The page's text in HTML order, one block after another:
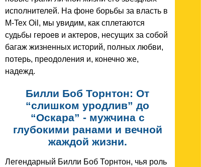
исполнителей. На фоне борьбы за власть в
M‑Tex Oil, мы увидим, как сплетаются
судьбы героев и актеров, несущих за собой
багаж жизненных историй, полных любви,
потерь, преодоления и, конечно же,
надежд.
Билли Боб Торнтон: От
“слишком уродлив” до
“Оскара” - мужчина с
глубокими ранами и вечной
жаждой жизни.
Легендарный Билли Боб Торнтон, чья роль